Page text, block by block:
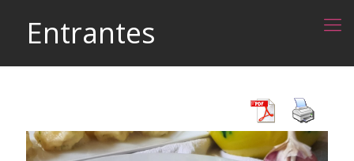
Entrantes